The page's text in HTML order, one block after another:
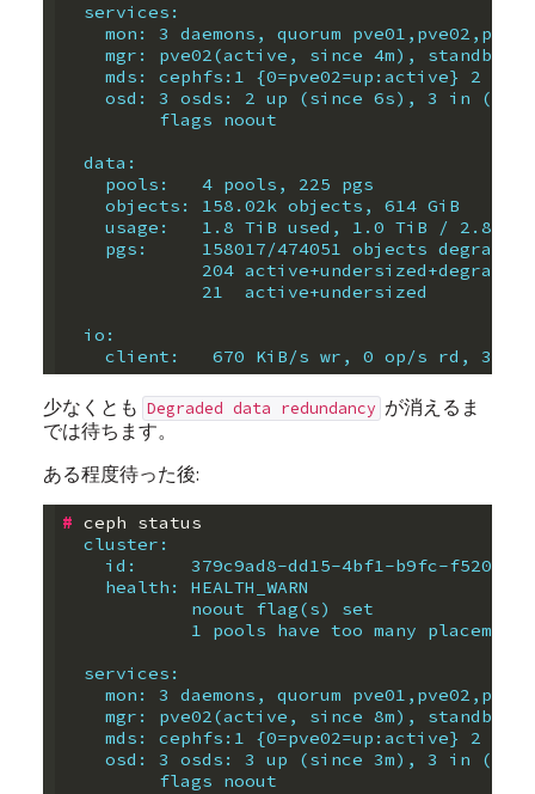
  services:
mon: 3 daemons, quorum
mgr: pve02(active, since 4m), standbys:
mds: cephfs:1 {0=pve02=up:active} 2
osd: 3 osds: 2 up (since 6s), 3 in
         flags noout
  data:
    pools:   4 pools, 225 pgs
    objects: 158.02k objects, 614 GiB
usage:   1.8 TiB used, 1.0 TiB / 2.8
pgs:     158017/474051 objects degraded
             204 active+undersized+degraded
             21  active+undersized
  io:
client:   670 KiB/s wr, 0 op/s rd, 30
少なくとも Degraded data redundancy が消えるま
では待ちます。
ある程度待った後:
#
  cluster:
id:     379c9ad8-dd15-4bf1-b9fc-
    health: HEALTH_WARN
            noout flag(s) set
1 pools have too many placement
  services:
mon: 3 daemons, quorum
mgr: pve02(active, since 8m), standbys:
mds: cephfs:1 {0=pve02=up:active} 2
osd: 3 osds: 3 up (since 3m), 3 in
         flags noout